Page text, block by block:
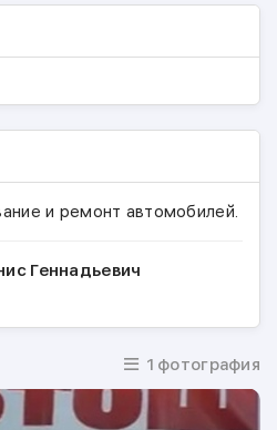
и ремонт автомобилей.
Геннадьевич
1 фотография